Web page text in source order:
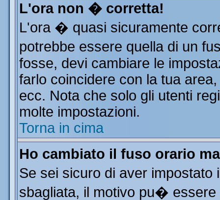
L'ora non � corretta!
L'ora � quasi sicuramente
potrebbe essere quella di un
fosse, devi cambiare le
farlo coincidere con la tua
ecc. Nota che solo gli utenti
molte impostazioni.
Torna in cima
Ho cambiato il fuso orario
Se sei sicuro di aver
sbagliata, il motivo pu�